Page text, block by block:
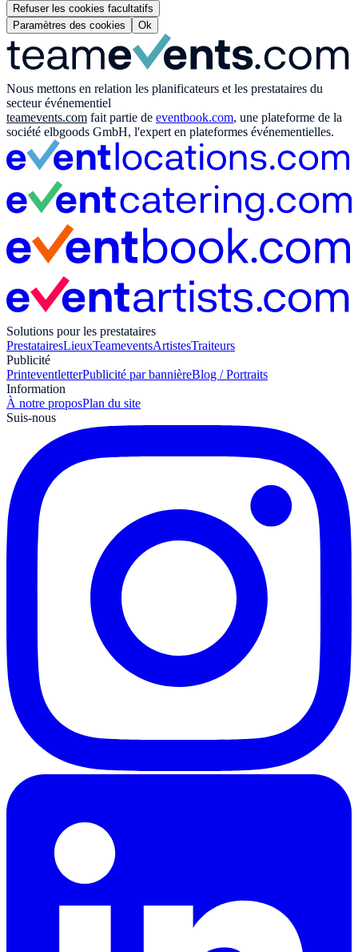
Refuser les cookies facultatifs
Paramètres des cookies
Ok
Nous mettons en relation les planificateurs et les prestataires du
secteur événementiel
teamevents.com fait partie de eventbook.com, une plateforme de la
société elbgoods GmbH, l'expert en plateformes événementielles.
Solutions pour les prestataires
PrestatairesLieuxTeameventsArtistesTraiteurs
Publicité
PrinteventletterPublicité par bannièreBlog / Portraits
Information
À notre proposPlan du site
Suis-nous